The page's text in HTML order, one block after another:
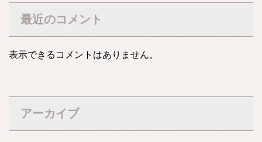
最近のコメント
表示できるコメントはありません。
アーカイブ